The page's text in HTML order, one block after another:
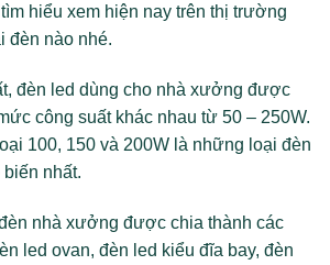
hiểu xem hiện nay trên thị trường
đèn nào nhé.
đèn led dùng cho nhà xưởng được
công suất khác nhau từ 50 – 250W.
100, 150 và 200W là những loại đèn
nhất.
nhà xưởng được chia thành các
led ovan, đèn led kiểu đĩa bay, đèn